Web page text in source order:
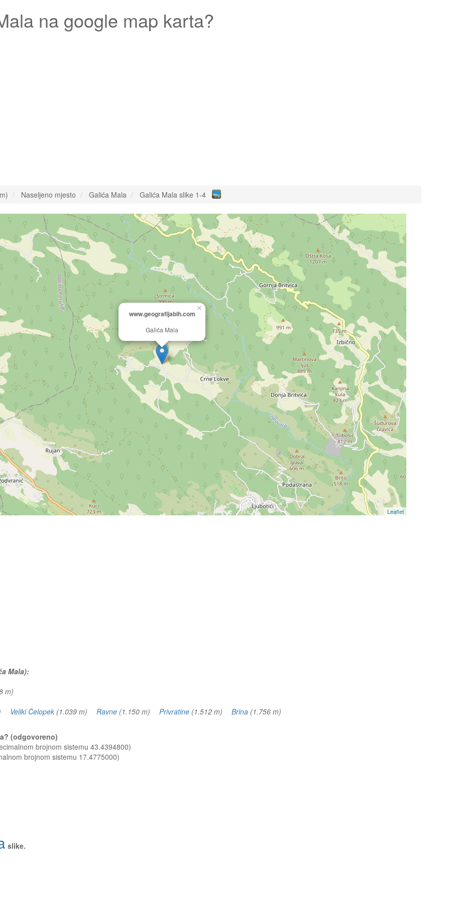
na google map karta?
Naseljeno mjesto Galića Mala Galića Mala slike 1-4
www.geografijabih.com
Galića Mala
×
Leaflet
Mala):
m)
Veliki Čelopek (1.039 m) Ravne (1.150 m) Privratine (1.512 m) Brina (1.756 m)
(odgovoreno)
brojnom sistemu 43.4394800)
brojnom sistemu 17.4775000)
slike.